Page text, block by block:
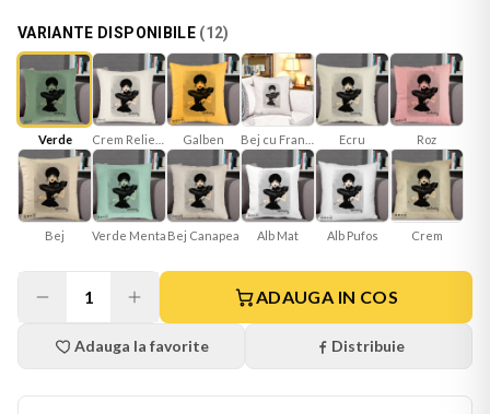
VARIANTE DISPONIBILE (12)
Verde Galben Ecru Roz
Bej Verde Menta Bej Canapea Alb Mat Alb Pufos Crem
1 ADAUGA IN COS
Adauga la favorite Distribuie